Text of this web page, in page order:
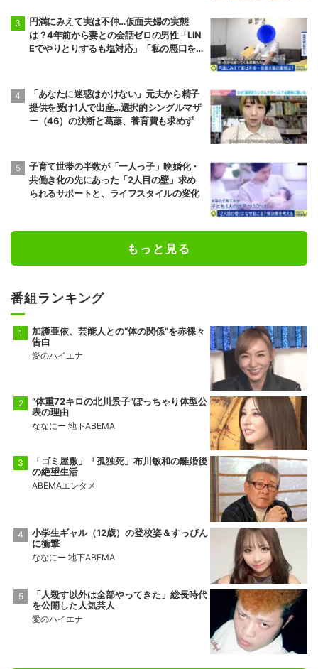
円満にみえて実は不仲…仮面夫婦の実態
は？4年前から妻との会話ゼロの男性「LIN
Eでやりとりするも塩対応」「私の悪口を
「あなたに迷惑はかけない」元夫から精子
提供を受け1人で出産…選択的シングルマザ
ー（46）の決断と葛藤、養育費も求めず
子育て世帯の半数が「一人っ子」晩婚化・
共働き化の先にあった「2人目の壁」求め
られるサポートと、ライフスタイルの変化
もっと見る
番組ランキング
加護亜依、芸能人との“体の関係”を赤裸々
告白
愛のハイエナ
“体重72キロの北川景子”ぽっちゃり体型公
表の理由
ななにー 地下ABEMA
「ゴミ屋敷」「孤独死」布川敏和の離婚後
の絶望生活
ABEMAエンタメ
小学生ギャル（12歳）の登校姿＆すっぴん
に衝撃
ななにー 地下ABEMA
「人殺す以外は全部やってきた」総長時代
を公開した人気芸人
愛のハイエナ